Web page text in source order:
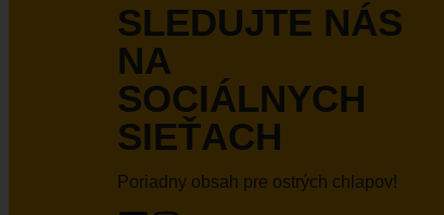
SLEDUJTE NÁS
NA
SOCIÁLNYCH
SIEŤACH
Poriadny obsah pre ostrých chlapov!